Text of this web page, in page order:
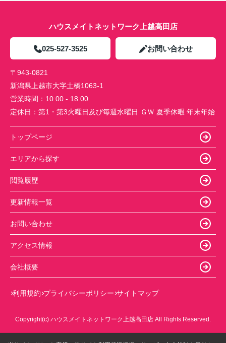
ハウスメイトネットワーク上越高田店
025-527-3525 お問い合わせ
〒943-0821
新潟県上越市大字土橋1063-1
営業時間： 10:00 - 18:00
定休日： 第1・第3火曜日及び毎週水曜日 ＧＷ 夏季休暇 年末年始
トップページ
エリアから探す
閲覧履歴
更新情報一覧
お問い合わせ
アクセス情報
会社概要
利用規約 プライバシーポリシー サイトマップ
Copyright(c) ハウスメイトネットワーク上越高田店 All Rights Reserved.